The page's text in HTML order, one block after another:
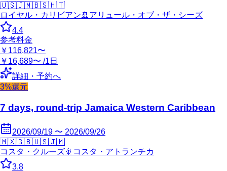
🇺🇸🇯🇲🇧🇸🇭🇹
ロイヤル・カリビアン 🚢 アリュール・オブ・ザ・シーズ
4.4
参考料金
￥116,821〜
￥16,689〜 /1日
詳細・予約へ
3%還元
7 days, round-trip Jamaica Western Caribbean
2026/09/19 〜 2026/09/26
🇲🇽🇬🇧🇺🇸🇯🇲
コスタ・クルーズ🚢 コスタ・アトランチカ
3.8